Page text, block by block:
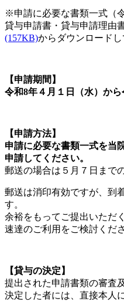
※申請に必要な書類一式（
貸与申請書・貸与申請理由
(157KB)からダウンロードし
【申請期間】
令和8年４月１日（水）か
【申請方法】
申請に必要な書類一式を当
申請してください。
郵送の場合は５月７日まで
郵送は消印有効ですが、到
す。
余裕をもってご提出いただ
速達のご利用をご検討くださ
【貸与の決定】
提出された申請書類の審査
決定した者には、直接本人